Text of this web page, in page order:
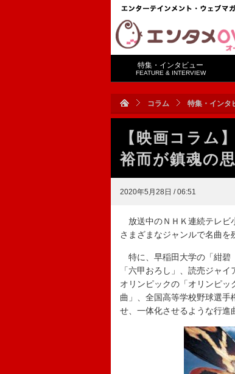
特集・インタビュー
FEATURE & INTERVIEW
コラム 特集・インタ
【映画コラム
裕而が鎮魂の
2020年5月28日 / 06:51
放送中のＮＨＫ連続テレビ
さまざまなジャンルで名曲を
特に、早稲田大学の「紺碧
「六甲おろし」、読売ジャ
オリンピックの「オリンピッ
曲」、全国高等学校野球選手
せ、一体化させるような行進